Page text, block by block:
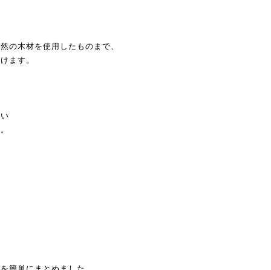
の木材を使用したものまで、
ます。
簡単にまとめました。